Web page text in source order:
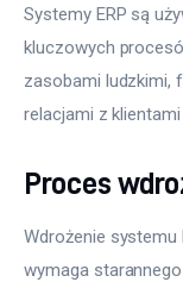
Systemy ERP są
kluczowych
zasobami ludzkimi,
relacjami z
Proces
Wdrożenie
wymaga